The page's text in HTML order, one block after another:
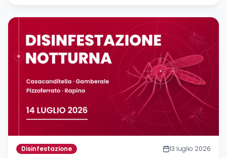
Disinfestazione 13 luglio 2026